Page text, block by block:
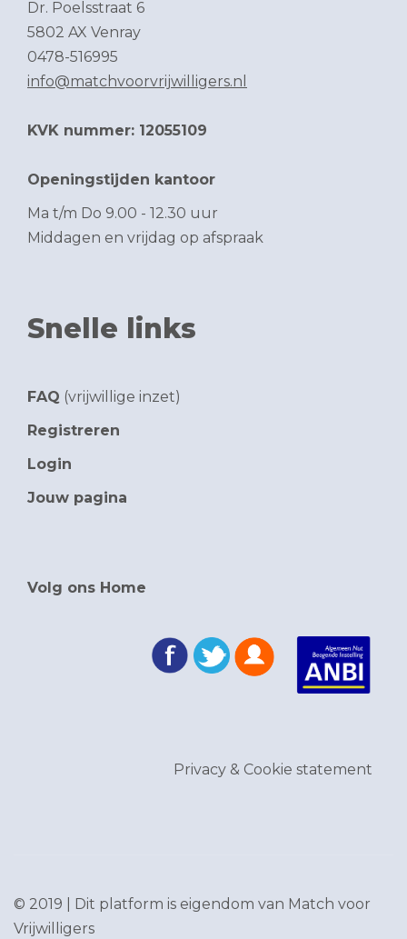
Dr. Poelsstraat 6
5802 AX Venray
0478-516995
info@matchvoorvrijwilligers.nl
KVK nummer: 12055109
Openingstijden kantoor
Ma t/m Do 9.00 - 12.30 uur
Middagen en vrijdag op afspraak
Snelle links
FAQ (vrijwillige inzet)
Registreren
Login
Jouw pagina
Volg ons Home
Privacy & Cookie statement
© 2019 | Dit platform is eigendom van Match voor
Vrijwilligers